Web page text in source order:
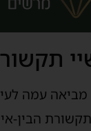
עמה
הבין-